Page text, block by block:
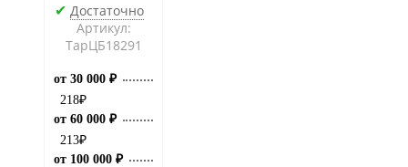
✔ Достаточно
Артикул:
ТарЦБ18291
от 30 000 ₽
218₽
от 60 000 ₽
213₽
от 100 000 ₽